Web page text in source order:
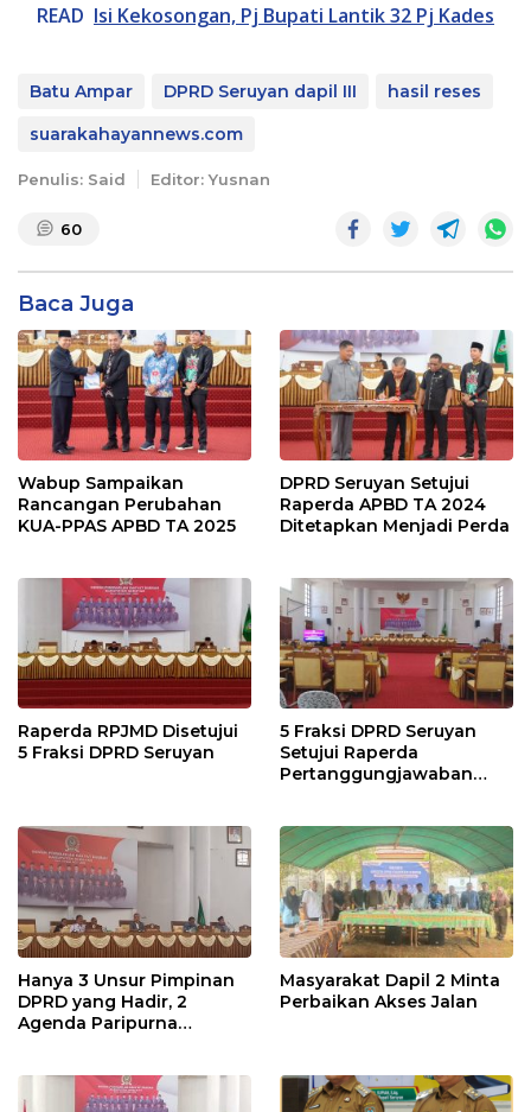
READ Isi Kekosongan, Pj Bupati Lantik 32 Pj Kades
Batu Ampar DPRD Seruyan dapil III
hasil reses
suarakahayannews.com
Penulis: Said Editor: Yusnan
60
Baca Juga
Wabup Sampaikan
Rancangan Perubahan
KUA-PPAS APBD TA 2025
DPRD Seruyan Setujui
Raperda APBD TA 2024
Ditetapkan Menjadi Perda
Raperda RPJMD Disetujui
5 Fraksi DPRD Seruyan
5 Fraksi DPRD Seruyan
Setujui Raperda
Pertanggungjawaban
Hanya 3 Unsur Pimpinan
DPRD yang Hadir, 2
Agenda Paripurna
Masyarakat Dapil 2 Minta
Perbaikan Akses Jalan